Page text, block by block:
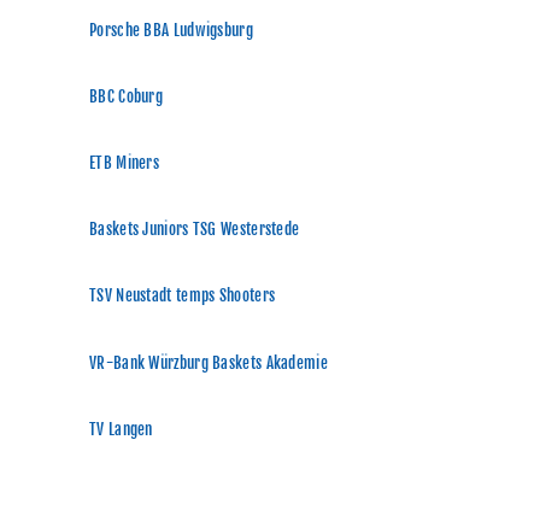
Porsche BBA Ludwigsburg
BBC Coburg
ETB Miners
Baskets Juniors TSG Westerstede
TSV Neustadt temps Shooters
VR-Bank Würzburg Baskets Akademie
TV Langen